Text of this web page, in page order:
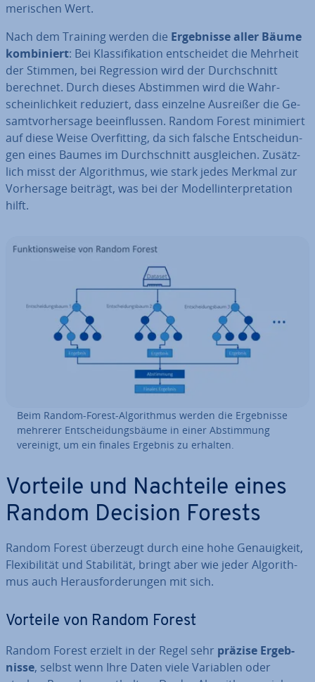
me­ri­schen Wert.
Nach dem Training werden die Er­geb­nis­se aller Bäume
kom­bi­niert: Bei Klas­si­fi­ka­ti­on ent­schei­det die Mehrheit
der Stimmen, bei Re­gres­si­on wird der Durch­schnitt
berechnet. Durch dieses Abstimmen wird die Wahr­
schein­lich­keit reduziert, dass einzelne Ausreißer die Ge­
samt­vor­her­sa­ge be­ein­flus­sen. Random Forest minimiert
auf diese Weise Over­fit­ting, da sich falsche Ent­schei­dun­
gen eines Baumes im Durch­schnitt aus­glei­chen. Zu­sätz­
lich misst der Al­go­rith­mus, wie stark jedes Merkmal zur
Vor­her­sa­ge beiträgt, was bei der Mo­dell­in­ter­pre­ta­ti­on
hilft.
Beim Random-Forest-Al­go­rith­mus werden die Er­geb­nis­se
mehrerer Ent­schei­dungs­bäu­me in einer Ab­stim­mung
vereinigt, um ein finales Ergebnis zu erhalten.
Vorteile und Nachteile eines
Random Decision Forests
Random Forest überzeugt durch eine hohe Ge­nau­ig­keit,
Fle­xi­bi­li­tät und Sta­bi­li­tät, bringt aber wie jeder Al­go­rith­
mus auch Her­aus­for­de­run­gen mit sich.
Vorteile von Random Forest
Random Forest erzielt in der Regel sehr präzise Er­geb­
nis­se, selbst wenn Ihre Daten viele Variablen oder